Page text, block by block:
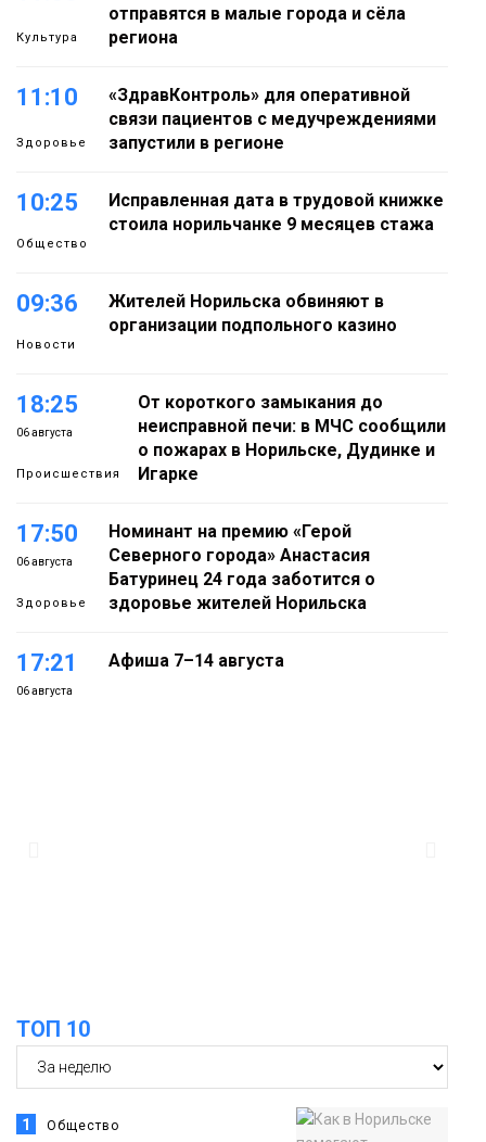
Культура
отправятся в малые города и сёла
региона
11:10
Здоровье
«ЗдравКонтроль» для оперативной
связи пациентов с медучреждениями
запустили в регионе
10:25
Общество
Исправленная дата в трудовой книжке
стоила норильчанке 9 месяцев стажа
09:36
Новости
Жителей Норильска обвиняют в
организации подпольного казино
18:25
06 августа
Происшествия
От короткого замыкания до
неисправной печи: в МЧС сообщили
о пожарах в Норильске, Дудинке и
Игарке
17:50
06 августа
Здоровье
Номинант на премию «Герой
Северного города» Анастасия
Батуринец 24 года заботится о
здоровье жителей Норильска
17:21
06 августа
Афиша 7–14 августа
ТОП 10
1 Общество